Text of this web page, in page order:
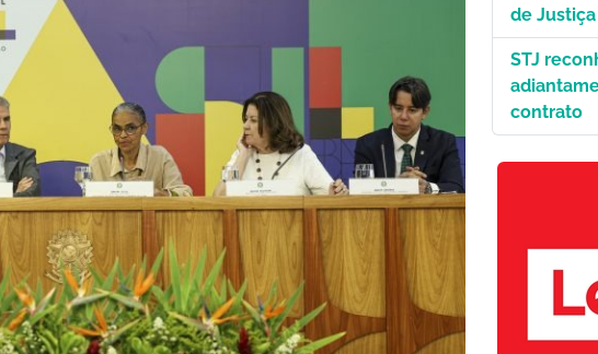
de Justiça
STJ
contrato